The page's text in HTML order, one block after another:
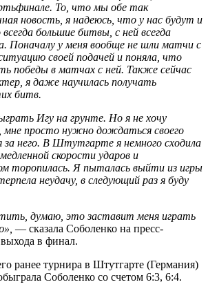
То, что мы обе так
новость, я надеюсь, что у нас будут и
большие битвы, с ней всегда
Поначалу у меня вообще не шли матчи с
своей подачей и поняла, что
победы в матчах с ней. Также сейчас
я даже научилась получать
битв.
Игу на грунте. Но я не хочу
просто нужно дождаться своего
за него. В Штутгарте я немного сходила
скорости ударов и
торопилась. Я пыталась выйти из игры
неудачу, в следующий раз я буду
думаю, это заставит меня играть
— сказала Соболенко на пресс-
в финал.
ранее турнира в Штутгарте (Германия)
Соболенко со счетом 6:3, 6:4.